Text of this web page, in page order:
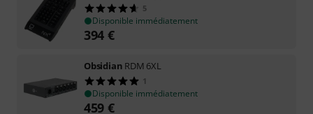
5
Disponible immédiatement
394 €
Obsidian RDM 6XL
1
Disponible immédiatement
459 €